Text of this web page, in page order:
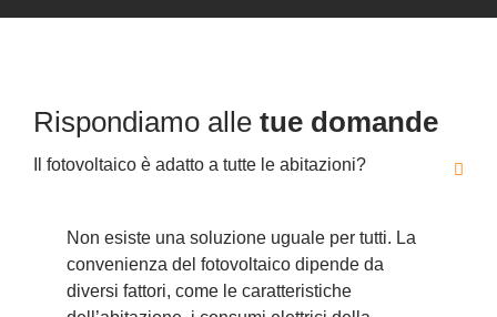
Rispondiamo alle tue domande
Il fotovoltaico è adatto a tutte le abitazioni?
Non esiste una soluzione uguale per tutti. La
convenienza del fotovoltaico dipende da
diversi fattori, come le caratteristiche